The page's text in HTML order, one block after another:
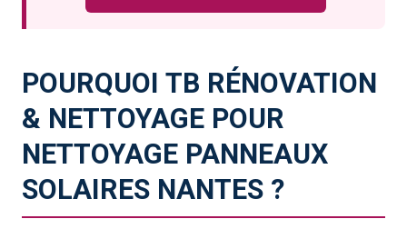
POURQUOI TB RÉNOVATION
& NETTOYAGE POUR
NETTOYAGE PANNEAUX
SOLAIRES NANTES ?